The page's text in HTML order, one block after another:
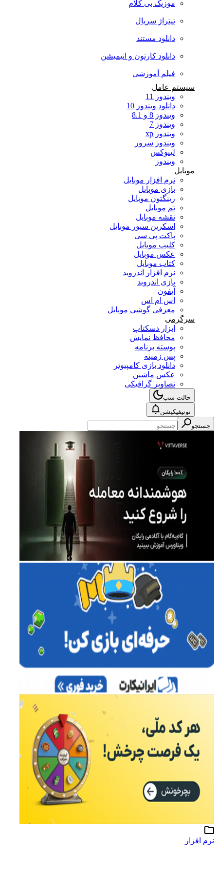
موزیک بی کلام
تیتراژ سریال
دانلود مستند
دانلود کارتون و انیمیشن
فیلم آموزشی
سیستم عامل
ویندوز 11
دانلود ویندوز 10
ویندوز 8 و 8.1
ویندوز 7
ویندوز xp
ویندوز سرور
لینوکس
ویندوز
موبایل
نرم افزار موبایل
بازی موبایل
رینگتون موبایل
تم موبایل
نقشه موبایل
اسکرین سیور موبایل
پاکت پی سی
کلیپ موبایل
عکس موبایل
کتاب موبایل
نرم افزار اندروید
بازی اندروید
آیفون
اس ام اس
معرفی گوشی موبایل
سرگرمی
ابزار دسکتاپ
محافظ نمایش
پوسته برنامه
پس زمینه
دانلود بازی کامپیوتر
عکس ماشین
تصاویر گرافیکی
حالت شب
نوتیفیکیشن
جستجو
نرم افزار